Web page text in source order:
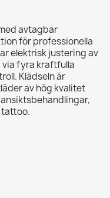
avtagbar
för professionella
elektrisk justering av
fyra kraftfulla
Klädseln är
av hög kvalitet